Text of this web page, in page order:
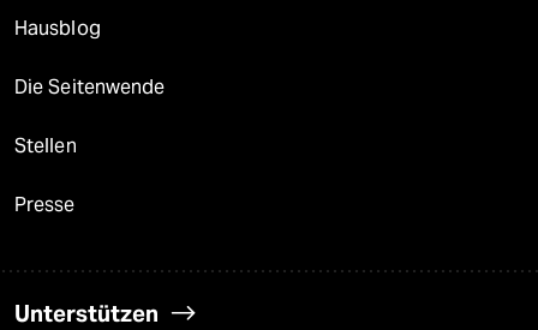
Hausblog
Die Seitenwende
Stellen
Presse
Unterstützen